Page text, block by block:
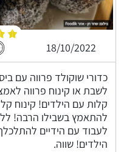
18/10/2022
כדורי שוקולד פרווה עם
לשבת או קינוח פרווה
קלות עם הילדים! קינוח
להתאמץ בשבילו הרבה!
לעבוד עם הידיים
הילדים! שווה.